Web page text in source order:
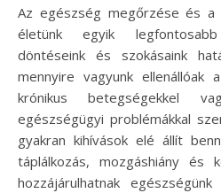
Az egészség megőrzése és a betegségek megelőzése
életünk egyik
döntéseink és szokásaink
mennyire vagyunk ellenállóak
krónikus betegségekkel
egészségügyi problémákkal
gyakran kihívások elé állít
táplálkozás, mozgáshiány és
hozzájárulhatnak